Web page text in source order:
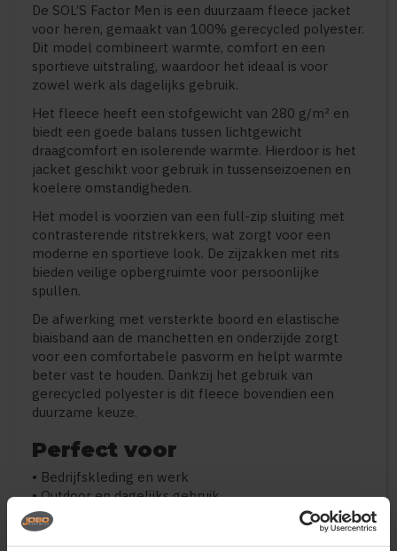
De SOL’S Factor Men is een duurzaam fleece jacket
voor heren, gemaakt van 100% gerecycled polyester.
Dit model combineert warmte, comfort en een
sportieve uitstraling, waardoor het ideaal is voor
zowel werk als dagelijks gebruik.
Het fleece heeft een stofgewicht van 280 g/m² en
biedt een goede balans tussen lichtgewicht
draagcomfort en isolerende warmte. Hierdoor is het
jacket geschikt voor gebruik in tussenseizoenen en
koelere omstandigheden.
Het model is voorzien van een full-zip sluiting met
contrasterende ritstrekkers, wat zorgt voor een
moderne en sportieve look. De zijzakken met rits
bieden veilige opbergruimte voor persoonlijke
spullen.
De afwerking met versterkte boord en elastische
biaisband aan de manchetten en onderzijde zorgt
voor een comfortabele pasvorm en helpt warmte
beter vast te houden. Dankzij het gebruik van
gerecycled polyester is dit fleece bovendien een
duurzame keuze.
Perfect voor
• Bedrijfskleding en werk
• Outdoor en dagelijks gebruik
• Teams en verenigingen
• Promotionele kleding